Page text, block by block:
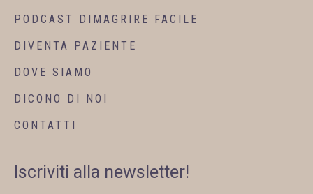
PODCAST DIMAGRIRE FACILE
DIVENTA PAZIENTE
DOVE SIAMO
DICONO DI NOI
CONTATTI
Iscriviti alla newsletter!